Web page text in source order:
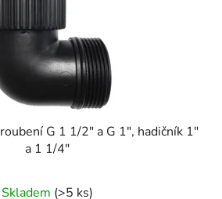
G 1 1/2" a G 1", hadičník 1"
a 1 1/4"
Skladem (>5 ks)